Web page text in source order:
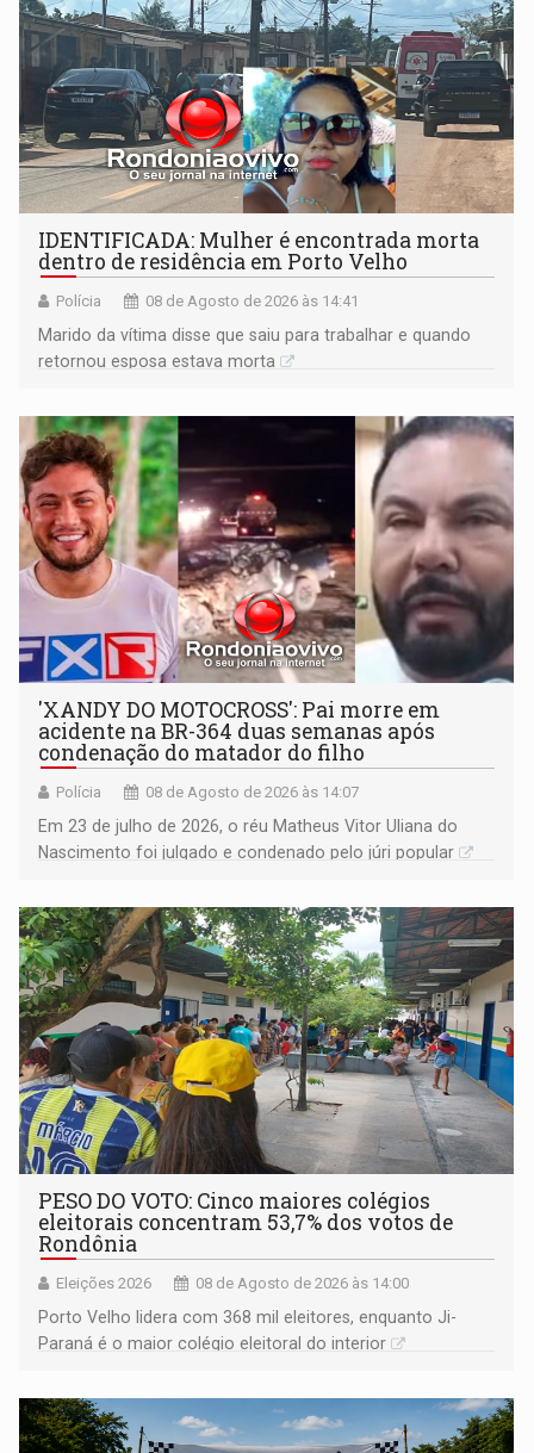
IDENTIFICADA: Mulher é encontrada morta
dentro de residência em Porto Velho
Polícia 08 de Agosto de 2026 às 14:41
Marido da vítima disse que saiu para trabalhar e quando
retornou esposa estava morta
'XANDY DO MOTOCROSS': Pai morre em
acidente na BR-364 duas semanas após
condenação do matador do filho
Polícia 08 de Agosto de 2026 às 14:07
Em 23 de julho de 2026, o réu Matheus Vitor Uliana do
Nascimento foi julgado e condenado pelo júri popular
PESO DO VOTO: Cinco maiores colégios
eleitorais concentram 53,7% dos votos de
Rondônia
Eleições 2026 08 de Agosto de 2026 às 14:00
Porto Velho lidera com 368 mil eleitores, enquanto Ji-
Paraná é o maior colégio eleitoral do interior